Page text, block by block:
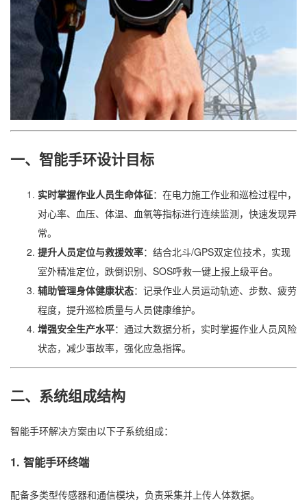
一、智能手环设计目标
实时掌握作业人员生命体征：在电力施工作业和巡检过程中，
对心率、血压、体温、血氧等指标进行连续监测，快速发现异
常。
提升人员定位与救援效率：结合北斗/GPS双定位技术，实现
室外精准定位，跌倒识别、SOS呼救一键上报上级平台。
辅助管理身体健康状态：记录作业人员运动轨迹、步数、疲劳
程度，提升巡检质量与人员健康维护。
增强安全生产水平：通过大数据分析，实时掌握作业人员风险
状态，减少事故率，强化应急指挥。
二、系统组成结构
智能手环解决方案由以下子系统组成：
1. 智能手环终端
配备多类型传感器和通信模块，负责采集并上传人体数据。